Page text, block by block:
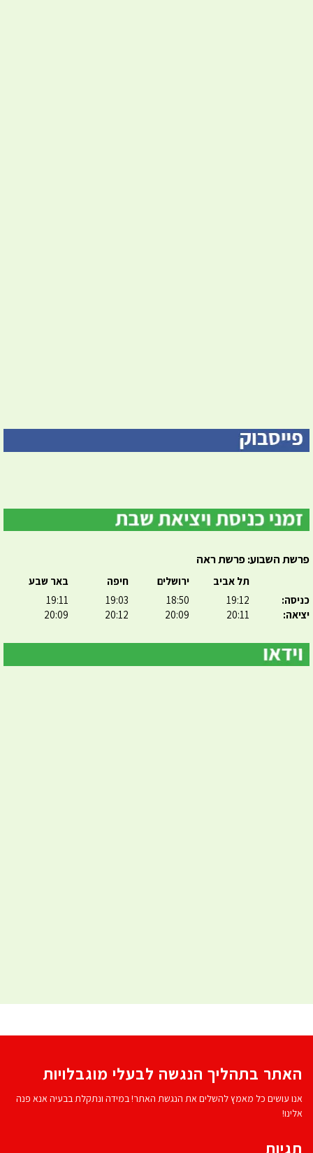
פרשת השבוע: פרשת ראה
כניסה:
יציאה:
תל אביב
19:12
20:11
ירושלים
18:50
20:09
חיפה
19:03
20:12
באר שבע
19:11
20:09
האתר בתהליך הנגשה לבעלי מוגבלויות
אנו עושים כל מאמץ להשלים את הנגשת האתר! במידה ונתקלת בבעיה אנא פנה
אלינו!
תגיות